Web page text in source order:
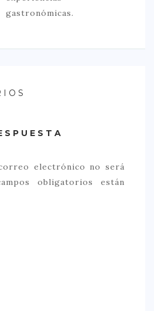
gastronómicas.
electrónico no será
obligatorios están